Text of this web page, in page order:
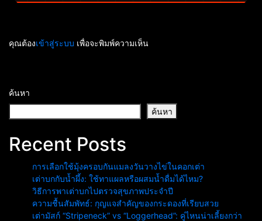
คุณต้องเข้าสู่ระบบ เพื่อจะพิมพ์ความเห็น
ค้นหา
ค้นหา
Recent Posts
การเลือกใช้มุ้งครอบกันแมลงวันวางไข่ในคอกเต่า
เต่าบกกับน้ำผึ้ง: ใช้ทาแผลหรือผสมน้ำดื่มได้ไหม?
วิธีการพาเต่าบกไปตรวจสุขภาพประจำปี
ความชื้นสัมพัทธ์: กุญแจสำคัญของกระดองที่เรียบสวย
เต่ามัสก์ “Stripeneck” vs “Loggerhead”: คู่ไหนน่าเลี้ยงกว่า